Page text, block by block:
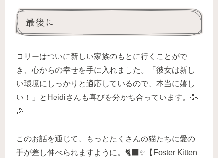
最後に
ロリーはついに新しい家族のもとに行くことがで
き、心からの幸せを手に入れました。「彼女は新し
い環境にしっかりと適応しているので、本当に嬉し
い！」とHeidiさんも喜びを分かち合っています。🥳
🎉
このお話を通じて、もっとたくさんの猫たちに愛の
手が差し伸べられますように。🐈‍⬛✨【Foster Kitten